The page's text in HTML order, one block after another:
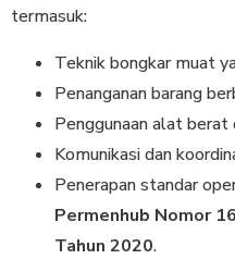
termasuk:
Teknik bongkar muat
Penanganan barang
Penggunaan alat
Komunikasi dan
Penerapan standar
Permenhub Nomor
Tahun 2020.